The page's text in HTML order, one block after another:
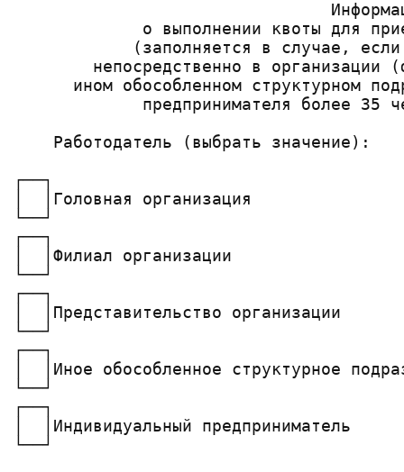
о выполнении квоты для
(заполняется в случае,
непосредственно в организации
ином обособленном структурном
предпринимателя более 35
    Работодатель (выбрать значение):
┌──┐
│  │Головная организация
└──┘
┌──┐
│  │Филиал организации
└──┘
┌──┐
│  │Представительство организации
└──┘
┌──┐
│  │Иное обособленное структурное
└──┘
┌──┐
│  │Индивидуальный предприниматель
└──┘